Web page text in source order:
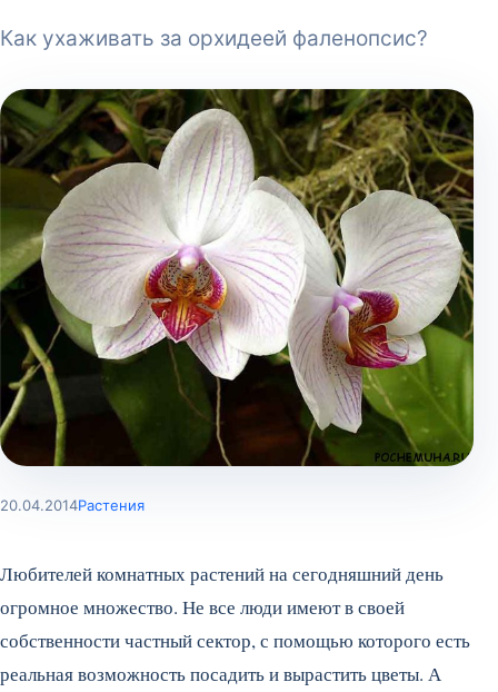
Как ухаживать за орхидеей фаленопсис?
20.04.2014Растения
Любителей комнатных растений на сегодняшний день
огромное множество. Не все люди имеют в своей
собственности частный сектор, с помощью которого есть
реальная возможность посадить и вырастить цветы. А